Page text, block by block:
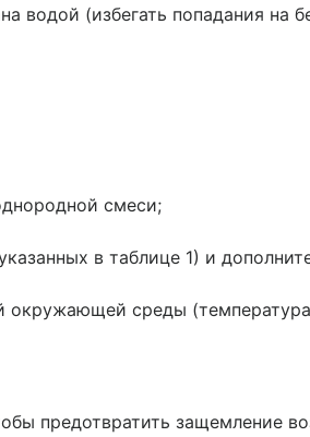
водой (избегать попадания на
смеси;
в таблице 1) и
окружающей среды
предотвратить защемление